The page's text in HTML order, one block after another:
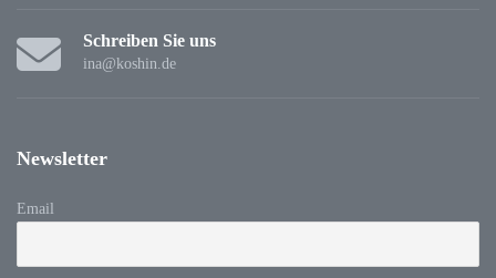
Schreiben Sie uns
ina@koshin.de
Newsletter
Email